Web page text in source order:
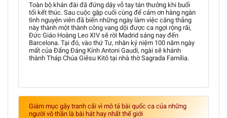
Toàn bộ khán đài đã đứng dậy vỗ tay tán thưởng khi buổi
tối kết thúc. Sau cuộc gặp cuối cùng để cảm ơn hàng ngàn
tình nguyện viên đã biến những ngày làm việc căng thẳng
này thành một thành công vang dội được ca ngợi rộng rãi,
Đức Giáo Hoàng Leo XIV sẽ rời Madrid sáng nay đến
Barcelona. Tại đó, vào thứ Tư, nhân kỷ niệm 100 năm ngày
mất của Đấng Đáng Kính Antoni Gaudí, ngài sẽ khánh
thành Tháp Chúa Giêsu Kitô tại nhà thờ Sagrada Família.
Giám mục gây tranh cãi vì mô tả bài quốc ca của những
người vô thần là bài hát hay nhất thế giới